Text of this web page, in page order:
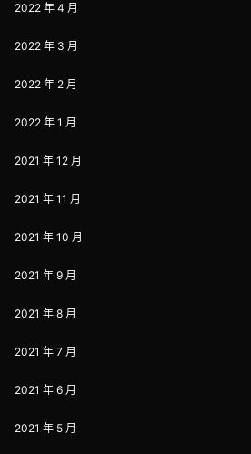
2022 年 4 月
2022 年 3 月
2022 年 2 月
2022 年 1 月
2021 年 12 月
2021 年 11 月
2021 年 10 月
2021 年 9 月
2021 年 8 月
2021 年 7 月
2021 年 6 月
2021 年 5 月